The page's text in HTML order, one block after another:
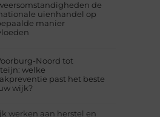
de
uienhandel op
manier
Noord tot
welke
past het beste
wijk?
werken aan herstel en